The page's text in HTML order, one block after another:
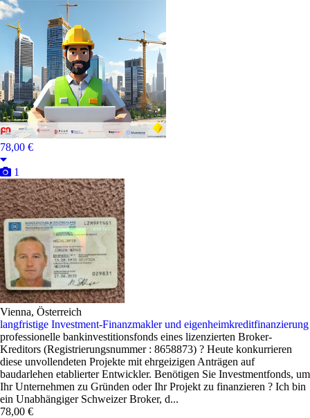
78,00 €
1
Vienna, Österreich
langfristige Investment-Finanzmakler und eigenheimkreditfinanzierung
professionelle bankinvestitionsfonds eines lizenzierten Broker-
Kreditors (Registrierungsnummer : 8658873) ? Heute konkurrieren
diese unvollendeten Projekte mit ehrgeizigen Anträgen auf
baudarlehen etablierter Entwickler. Benötigen Sie Investmentfonds, um
Ihr Unternehmen zu Gründen oder Ihr Projekt zu finanzieren ? Ich bin
ein Unabhängiger Schweizer Broker, d...
78,00 €